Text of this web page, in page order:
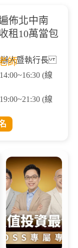
佈北中南
租10萬當包
辦人暨執行長
師
(線
(線